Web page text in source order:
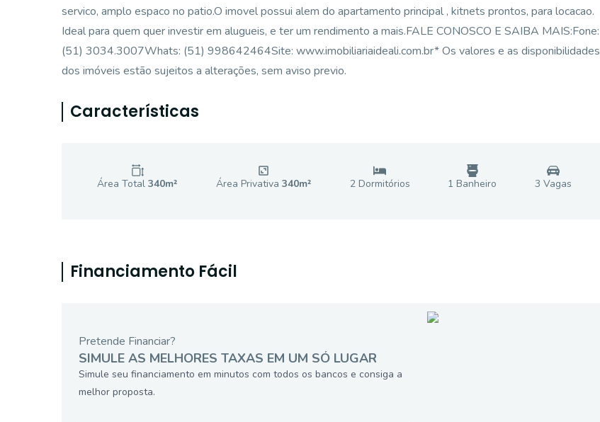
servico, amplo espaco no patio.O imovel possui alem do apartamento principal , kitnets prontos, para locacao.
Ideal para quem quer investir em alugueis, e ter um rendimento a mais.FALE CONOSCO E SAIBA MAIS:Fone:
(51) 3034.3007Whats: (51) 998642464Site: www.imobiliariaideali.com.br* Os valores e as disponibilidades
dos imóveis estão sujeitos a alterações, sem aviso previo.
Características
Área Total 340m² Área Privativa 340m² 2Dormitórios 1 Banheiro 3 Vagas
Financiamento Fácil
Pretende Financiar?
SIMULE AS MELHORES TAXAS EM UM SÓ LUGAR
Simule seu financiamento em minutos com todos os bancos e consiga a
melhor proposta.